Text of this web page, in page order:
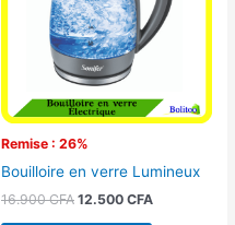
Remise : 26%
Bouilloire en verre Lumineux
16.900CFA 12.500 CFA